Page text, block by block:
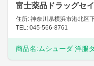
富士薬品ドラッグセ
住所: 神奈川県横浜市港北区
TEL: 045-566-8761
商品名: ムシューダ 洋服